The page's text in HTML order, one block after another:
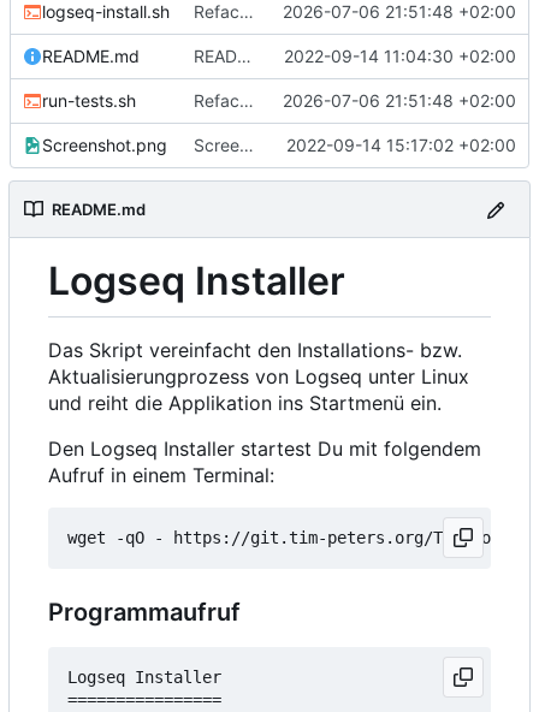
logseq-install.sh Refactoring & portable Testpfade 2026-07-06 21:51:48 +02:00
README.md README um Hinweis auf symbolischen Link ergänzt 2022-09-14 11:04:30 +02:00
run-tests.sh Refactoring & portable Testpfade 2026-07-06 21:51:48 +02:00
Screenshot.png Screenshot erneuert 2022-09-14 15:17:02 +02:00
README.md
Logseq Installer
Das Skript vereinfacht den Installations- bzw.
Aktualisierungprozess von Logseq unter Linux
und reiht die Applikation ins Startmenü ein.
Den Logseq Installer startest Du mit folgendem
Aufruf in einem Terminal:
wget -qO - https://git.tim-peters.org/Tim/
Programmaufruf
Logseq Installer
================